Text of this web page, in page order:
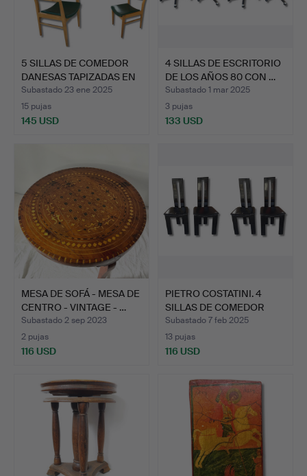
5 SILLAS DE COMEDOR
DANESAS TAPIZADAS EN
C…
Subastado 23 ene 2025
15 pujas
145 USD
4 SILLAS DE ESCRITORIO
DE LOS AÑOS 80 CON …
Subastado 1 mar 2025
3 pujas
133 USD
MESA DE SOFÁ - MESA DE
CENTRO - VINTAGE - …
Subastado 2 sep 2023
2 pujas
116 USD
PIETRO COSTATINI. 4
SILLAS DE COMEDOR
NEGR…
Subastado 7 feb 2025
13 pujas
116 USD